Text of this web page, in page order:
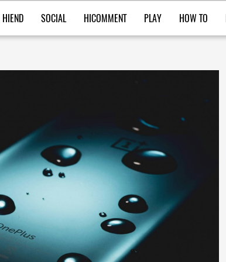
HIEND SOCIAL HICOMMENT PLAY HOW TO